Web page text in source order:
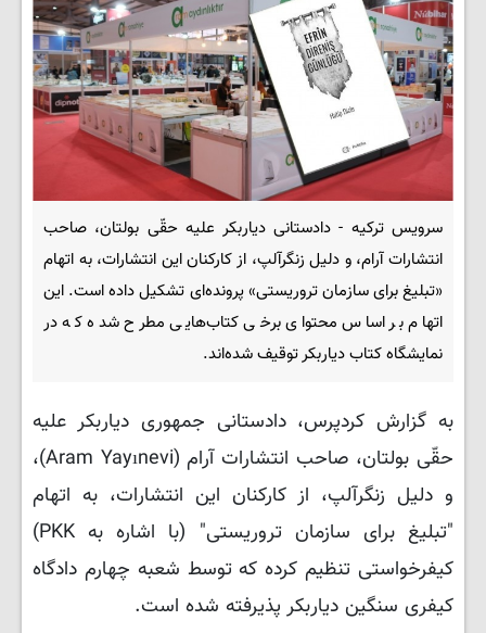
سرویس ترکیه - دادستانی دیاربکر علیه حقّی بولتان، صاحب
انتشارات آرام، و دلیل زنگرآلپ، از کارکنان این انتشارات، به اتهام
«تبلیغ برای سازمان تروریستی» پرونده‌ای تشکیل داده است. این
اتهام بر اساس محتوای برخی کتاب‌هایی مطرح شده که در
نمایشگاه کتاب دیاربکر توقیف شده‌اند.
به گزارش کردپرس، دادستانی جمهوری دیاربکر علیه
حقّی بولتان، صاحب انتشارات آرام (Aram Yayınevi)،
و دلیل زنگرآلپ، از کارکنان این انتشارات، به اتهام
"تبلیغ برای سازمان تروریستی" (با اشاره به PKK)
کیفرخواستی تنظیم کرده که توسط شعبه چهارم دادگاه
کیفری سنگین دیاربکر پذیرفته شده است.